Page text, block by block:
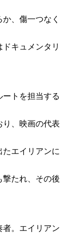
、傷一つなく
キュメンタリ
トを担当する
り、映画の代表
エイリアンに
撃たれ、その後
者。エイリアン